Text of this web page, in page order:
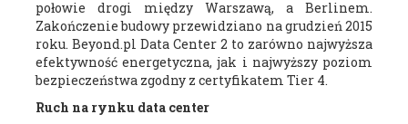
połowie drogi między Warszawą, a Berlinem.
Zakończenie budowy przewidziano na grudzień 2015
roku. Beyond.pl Data Center 2 to zarówno najwyższa
efektywność energetyczna, jak i najwyższy poziom
bezpieczeństwa zgodny z certyfikatem Tier 4.
Ruch na rynku data center